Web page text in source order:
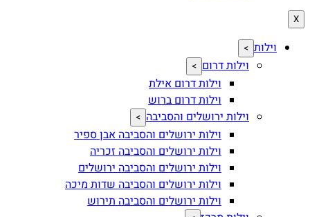
X
וילות >
וילות דרום >
וילות דרום אילת
וילות דרום ברוש
וילות ירושלים והסביבה >
וילות ירושלים והסביבה אבן ספיר
וילות ירושלים והסביבה זכריה
וילות ירושלים והסביבה ירושלים
וילות ירושלים והסביבה שדות מיכה
וילות ירושלים והסביבה תירוש